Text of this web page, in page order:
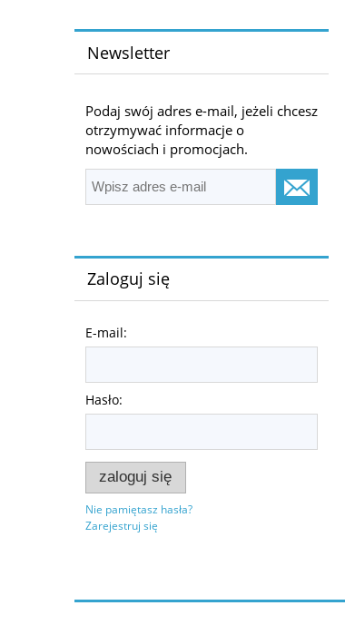
Newsletter
Podaj swój adres e-mail, jeżeli chcesz
otrzymywać informacje o
nowościach i promocjach.
Zaloguj się
E-mail:
Hasło:
zaloguj się
Nie pamiętasz hasła?
Zarejestruj się